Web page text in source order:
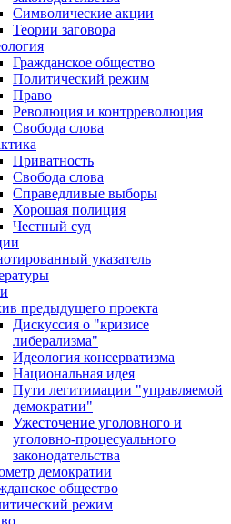
Символические акции
Теории заговора
Гражданское общество
Политический режим
Право
Революция и контрреволюция
Свобода слова
Приватность
Свобода слова
Справедливые выборы
Хорошая полиция
Честный суд
указатель
предыдущего проекта
Дискуссия о "кризисе
либерализма"
Идеология консерватизма
Национальная идея
Пути легитимации "управляемой
демократии"
Ужесточение уголовного и
уголовно-процесуального
законодательства
демократии
общество
режим